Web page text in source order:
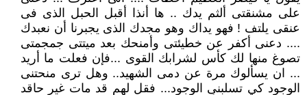
على مشنقتى ألثم يدك .. ها أنذا أقبل الحبل الذى فى
عنقى يلتف ! فهو يداك وهو مجدك الذى يجبرنا أن نعبدك
.... دعنى أكفر عن خطيئتى وأمنحك بعد ميتتى جمجمتى
تصوغ منها لك كأس لشرابك القوى ...فإن فعلت ما أريد
... ان يسألوك مرة عن دمى الشهيد.. وهل ترى منحتنى
الوجود كي تسلبنى الوجود... فقل لهم قد مات غير حاقد